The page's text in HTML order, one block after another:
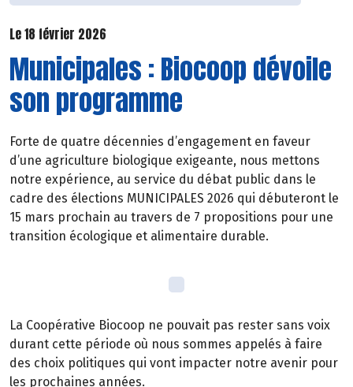
Le 18 février 2026
Municipales : Biocoop dévoile
son programme
Forte de quatre décennies d’engagement en faveur
d’une agriculture biologique exigeante, nous mettons
notre expérience, au service du débat public dans le
cadre des élections MUNICIPALES 2026 qui débuteront le
15 mars prochain au travers de 7 propositions pour une
transition écologique et alimentaire durable.
La Coopérative Biocoop ne pouvait pas rester sans voix
durant cette période où nous sommes appelés à faire
des choix politiques qui vont impacter notre avenir pour
les prochaines années.